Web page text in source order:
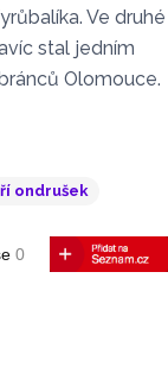
Ve druhé
stal jedním
Olomouce.
ondrušek